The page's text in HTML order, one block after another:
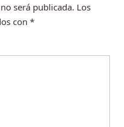
será publicada. Los
con *